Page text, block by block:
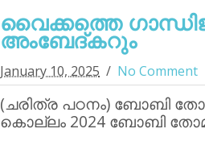
വൈക്കത്തെ
അംബേദ്കറും
January 10, 2025 No Comment
(ചരിത്ര പഠനം)
കൊല്ലം 2024 ബോബി